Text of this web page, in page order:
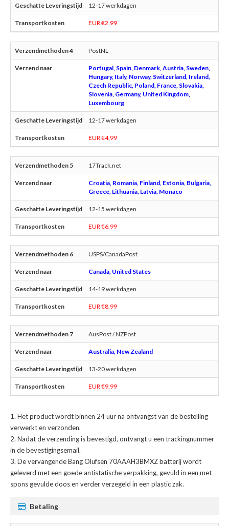
12-17 werkdagen
EUR €2.99
PostNL
Portugal, Spain, Denmark, Austria, Sweden,
Hungary, Italy, Norway, Switzerland, Ireland,
Czech Republic, Poland, France, Slovakia,
Slovenia, Germany, United Kingdom,
Luxembourg
12-17 werkdagen
EUR €4.99
17Track.net
Croatia, Romania, Finland, Estonia, Bulgaria,
Greece, Lithuania, Latvia, Monaco
12-15 werkdagen
EUR €6.99
USPS/CanadaPost
Canada, United States
14-19 werkdagen
EUR €8.99
AusPost / NZPost
Australia, New Zealand
13-20 werkdagen
EUR €9.99
Het product wordt binnen 24 uur na ontvangst van de bestelling
verwerkt en verzonden.
Nadat de verzending is bevestigd, ontvangt u een trackingnummer
in de bevestigingsemail.
Devervangende Bang Olufsen 70AAAH3BMXZ batterijwordt
geleverd met een goede antistatische verpakking, gevuld in een met
spons gevulde doos en verder verzegeld in een plastic zak.
Betaling